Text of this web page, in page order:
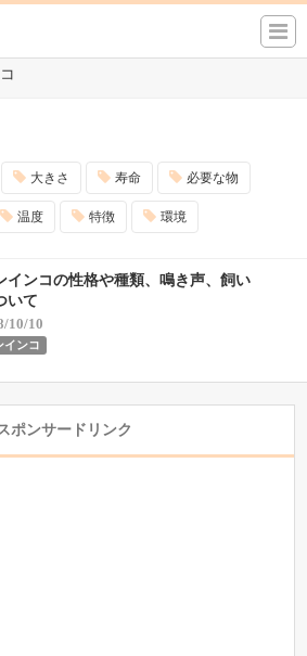
大きさ 寿命 必要な物
温度 特徴 環境
インコの性格や種類、鳴き声、飼い
いて
10/10
インコ
ポンサードリンク